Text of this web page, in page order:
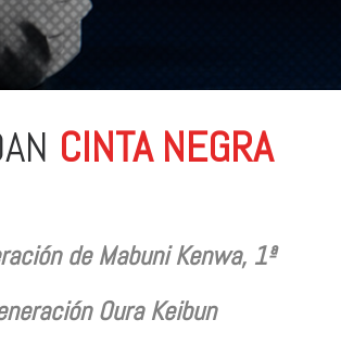
CINTA NEGRA
de Mabuni Kenwa, 1ª
Oura Keibun